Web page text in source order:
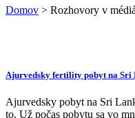
Domov > Rozhovory v
Ajurvedsky fertility pobyt na Sri
Ajurvedsky pobyt na Sri
to. Už počas pobytu sa vo